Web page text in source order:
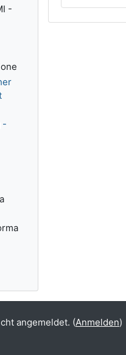
-
-
angemeldet. (Anmelden)